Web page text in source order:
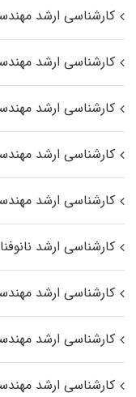
کارشناسی ارشد
کارشناسی ارشد
کارشناسی ارشد
کارشناسی ارشد
کارشناسی ارشد
کارشناسی ارشد
کارشناسی ارشد
کارشناسی ارشد
کارشناسی ارشد